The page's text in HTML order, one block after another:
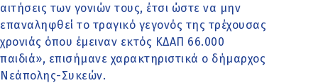
αιτήσεις των γονιών τους, έτσι ώστε να μην
επαναληφθεί το τραγικό γεγονός της τρέχουσας
χρονιάς όπου έμειναν εκτός ΚΔΑΠ 66.000
παιδιά», επισήμανε χαρακτηριστικά ο δήμαρχος
Νεάπολης-Συκεών.